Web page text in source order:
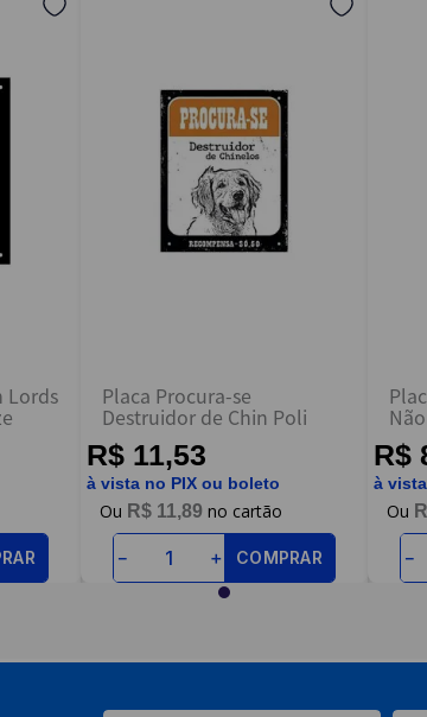
Lords Placa Procura-se
Destruidor de Chin Poli
R$ 11,53
à vista no PIX ou boleto
R$ 11,89
＋
－ COMPRAR
R$
à
－